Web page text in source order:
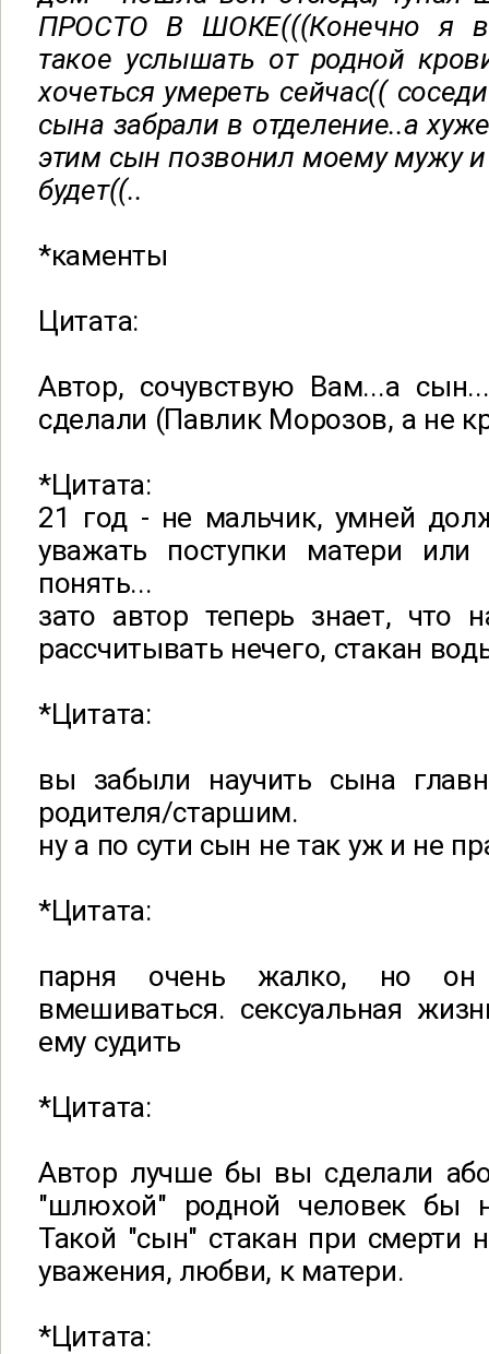
ПРОСТО В ШОКЕ(((Конечно я
такое услышать от родной
хочеться умереть сейчас((
сына забрали в отделение..а
этим сын позвонил моему мужу
будет((..
*каменты
Цитата:
Автор, сочувствую Вам...а
сделали (Павлик Морозов, а не
*Цитата:
21 год - не мальчик, умней
уважать поступки матери
понять...
зато автор теперь знает, что
рассчитывать нечего, стакан
*Цитата:
вы забыли научить сына
родителя/старшим.
ну а по сути сын не так уж и не
*Цитата:
парня очень жалко, но
вмешиваться. сексуальная
ему судить
*Цитата:
Автор лучше бы вы сделали
"шлюхой" родной человек бы
Такой "сын" стакан при смерти
уважения, любви, к матери.
*Цитата: